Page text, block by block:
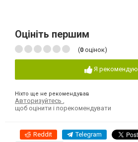
Оцініть першим
(0 оцінок)
Я рекомендую
Ніхто ще не рекомендував
Авторизуйтесь
щоб оцінити і порекомендувати
Reddit Telegram